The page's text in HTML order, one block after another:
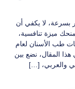
في عالم يتطور بسرعة، لا يكفي أن
ميزة تنافسية،
طب الأسنان لعام
هذا المقال، نضع بين
والعربي، […]